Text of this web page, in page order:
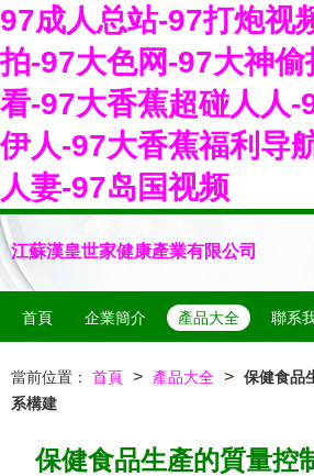
97成人总站-97打炮视
拍-97大色网-97大神偷
看-97大香蕉超碰人人-
伊人-97大香蕉福利导
人妻-97岛国视频
江蘇漢皇世家健康產業有限公司
首頁 企業簡介 產品大全 聯系
當前位置： 首頁 > 產品大全 > 保健食品
系構建
保健食品生產的質量控